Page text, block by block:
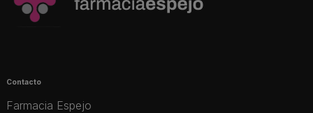
Contacto
Farmacia Espejo